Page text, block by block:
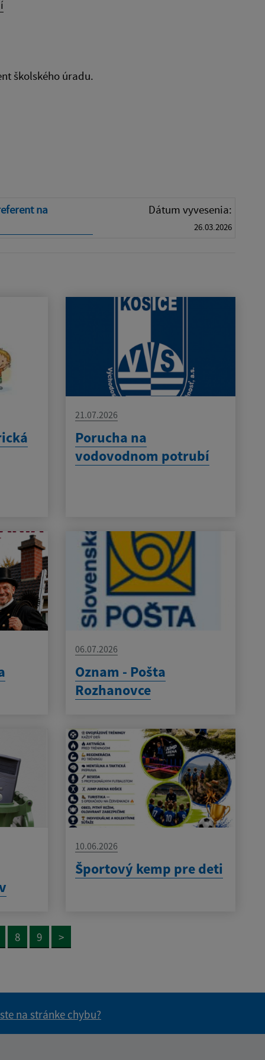
školského úradu.
na Dátum vyvesenia:
26.03.2026
21.07.2026
Porucha na
vodovodnom potrubí
06.07.2026
Oznam - Pošta
Rozhanovce
10.06.2026
Športový kemp pre deti
8 9 >
na stránke chybu?